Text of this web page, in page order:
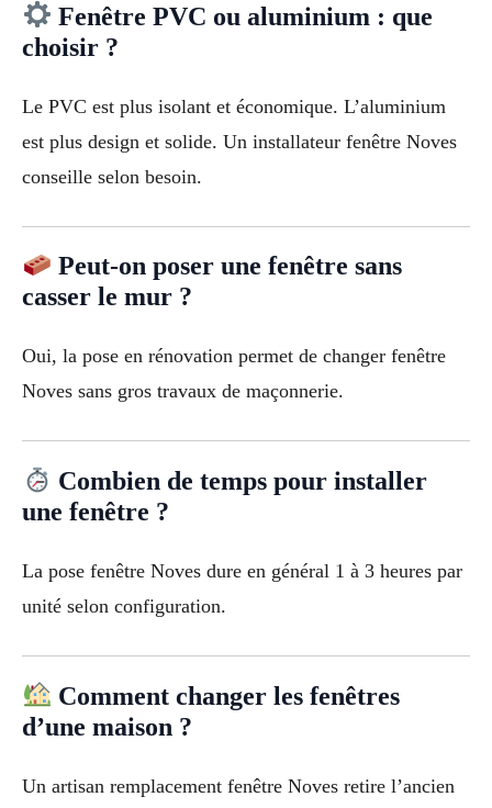
Fenêtre PVC ou aluminium : que
choisir ?
Le PVC est plus isolant et économique. L’aluminium
est plus design et solide. Un installateur fenêtre Noves
conseille selon besoin.
Peut-on poser une fenêtre sans
casser le mur ?
Oui, la pose en rénovation permet de changer fenêtre
Noves sans gros travaux de maçonnerie.
Combien de temps pour installer
une fenêtre ?
La pose fenêtre Noves dure en général 1 à 3 heures par
unité selon configuration.
Comment changer les fenêtres
d’une maison ?
Un artisan remplacement fenêtre Noves retire l’ancien